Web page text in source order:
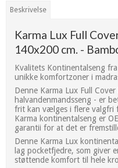
Beskrivelse
Karma Lux Full
140x200 cm. -
Kvalitets Kontinentalseng
unikke komfortzoner i
Denne Karma Lux Full
halvandenmandsseng - er
frit kan vælges i flere valgfri
Karma kontinentalseng er
garantii for at det er
Denne Karma Lux
lag pocketfjedre, som giver
støttende komfort til hele